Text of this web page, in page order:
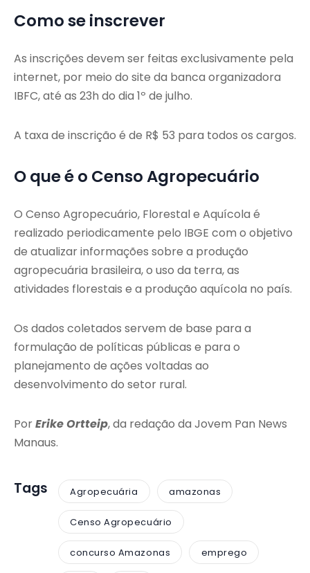
Como se inscrever
As inscrições devem ser feitas exclusivamente pela
internet, por meio do site da banca organizadora
IBFC, até as 23h do dia 1º de julho.
A taxa de inscrição é de R$ 53 para todos os cargos.
O que é o Censo Agropecuário
O Censo Agropecuário, Florestal e Aquícola é
realizado periodicamente pelo IBGE com o objetivo
de atualizar informações sobre a produção
agropecuária brasileira, o uso da terra, as
atividades florestais e a produção aquícola no país.
Os dados coletados servem de base para a
formulação de políticas públicas e para o
planejamento de ações voltadas ao
desenvolvimento do setor rural.
PorErike Ortteip, da redação da Jovem Pan News
Manaus.
Tags Agropecuária amazonas
Censo Agropecuário
concurso Amazonas emprego